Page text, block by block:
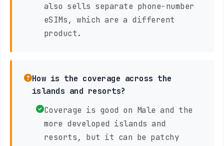
also sells separate phone-number
eSIMs, which are a different
product.
How is the coverage across the
islands and resorts?
Coverage is good on Male and the
more developed islands and
resorts, but it can be patchy